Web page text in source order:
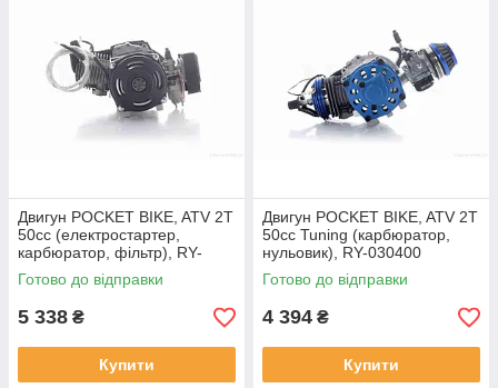
Двигун POCKET BIKE, ATV 2T
50cc (електростартер,
карбюратор, фільтр), RY-
030394
Готово до відправки
5 338 ₴
Купити
Двигун POCKET BIKE, ATV 2Т
50сс Tuning (карбюратор,
нульовик), RY-030400
Готово до відправки
4 394 ₴
Купити